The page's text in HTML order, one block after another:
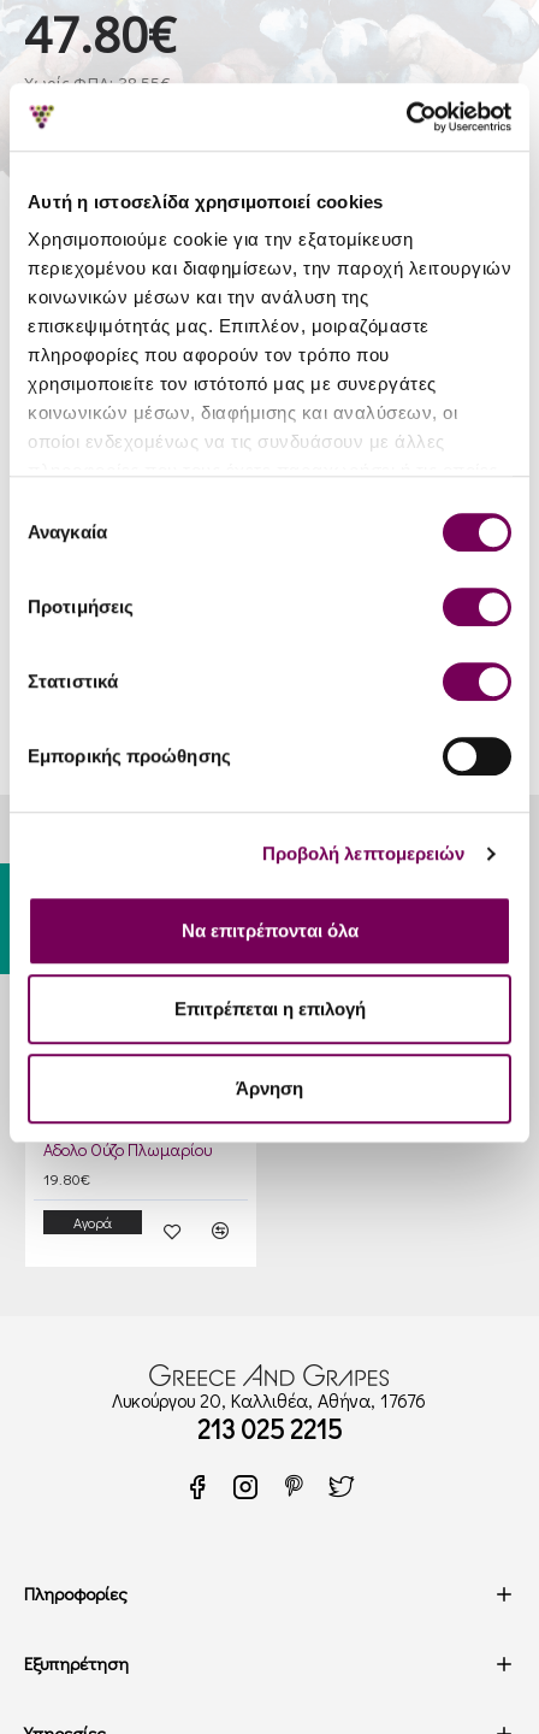
Αυτή η ιστοσελίδα χρησιμοποιεί cookies
Χρησιμοποιούμε cookie για την εξατομίκευση
περιεχομένου και διαφημίσεων, την παροχή λειτουργιών
κοινωνικών μέσων και την ανάλυση της
επισκεψιμότητάς μας. Επιπλέον, μοιραζόμαστε
πληροφορίες που αφορούν τον τρόπο που
χρησιμοποιείτε τον ιστότοπό μας με συνεργάτες
κοινωνικών μέσων, διαφήμισης και αναλύσεων, οι
οποίοι ενδεχομένως να τις συνδυάσουν με άλλες
των υπηρεσιών τους.
συγκατάθεσης
Αναγκαία
Προτιμήσεις
Στατιστικά
Εμπορικής προώθησης
Προβολή λεπτομερειών
Να επιτρέπονται όλα
Επιτρέπεται η επιλογή
Άρνηση
Απόθεμα:Σε Απόθεμα
Κερδίζετε Σταφύλια: 12
Πλωμαρίου -
Ποτοποιία
47.80€
Χωρίς ΦΠΑ: 38.55€
Αγόρασε το με Σταφύλια: 975
40%
0.7
ΊΣΩΣ ΣΑΣ ΑΡΈΣΟΥΝ
Αδολο Ούζο Πλωμαρίου
19.80€
Αγορά
Λυκούργου 20, Καλλιθέα, Αθήνα, 17676
213 025 2215
Πληροφορίες
Εξυπηρέτηση